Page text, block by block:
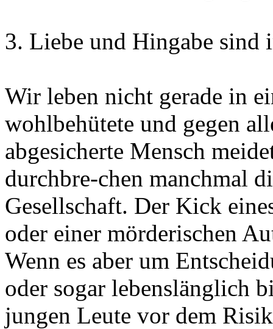
3. Liebe und Hingabe sind
Wir leben nicht gerade in
wohlbehütete und gegen
abgesicherte Mensch
durchbre-chen manchmal
Gesellschaft. Der Kick
oder einer mörderischen
Wenn es aber um
oder sogar lebenslänglich
jungen Leute vor dem